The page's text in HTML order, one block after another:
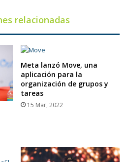
relacionadas
Meta lanzó Move, una
aplicación para la
organización de grupos y
tareas
15 Mar, 2022